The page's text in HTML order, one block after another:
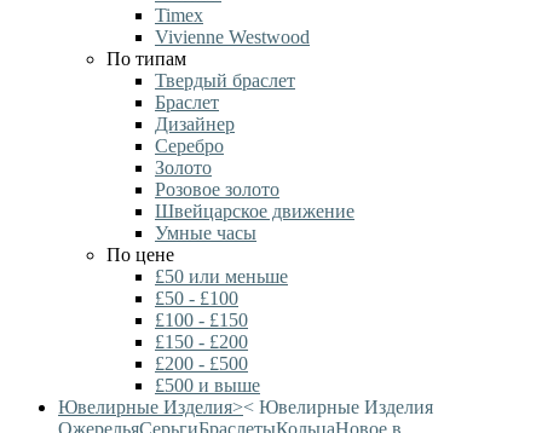
Timex
Vivienne Westwood
По типам
Твердый браслет
Браслет
Дизайнер
Серебро
Золото
Розовое золото
Швейцарское движение
Умные часы
По цене
£50 или меньше
£50 - £100
£100 - £150
£150 - £200
£200 - £500
£500 и выше
Ювелирные Изделия>< Ювелирные Изделия
ОжерельяСерьгиБраслетыКольцаНовое в